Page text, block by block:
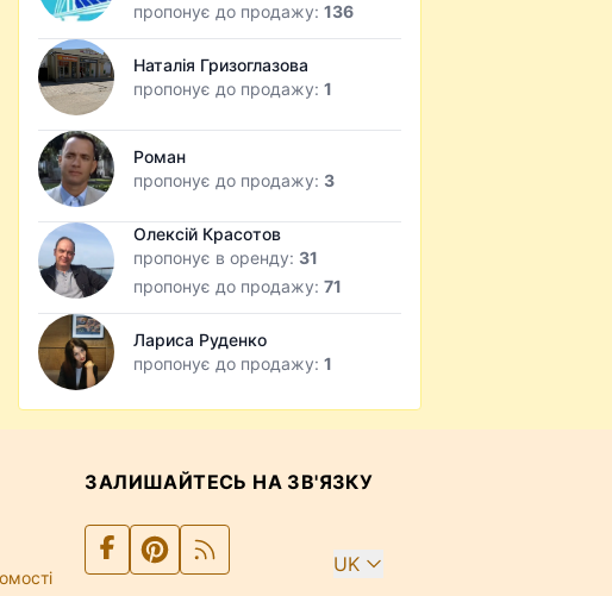
пропонує до продажу:136
Наталія Гризоглазова
пропонує до продажу:1
Роман
пропонує до продажу: 3
Олексій Красотов
пропонує в оренду: 31
пропонує до продажу:71
Лариса Руденко
пропонує до продажу:1
ЗАЛИШАЙТЕСЬ НА ЗВ'ЯЗКУ
UK